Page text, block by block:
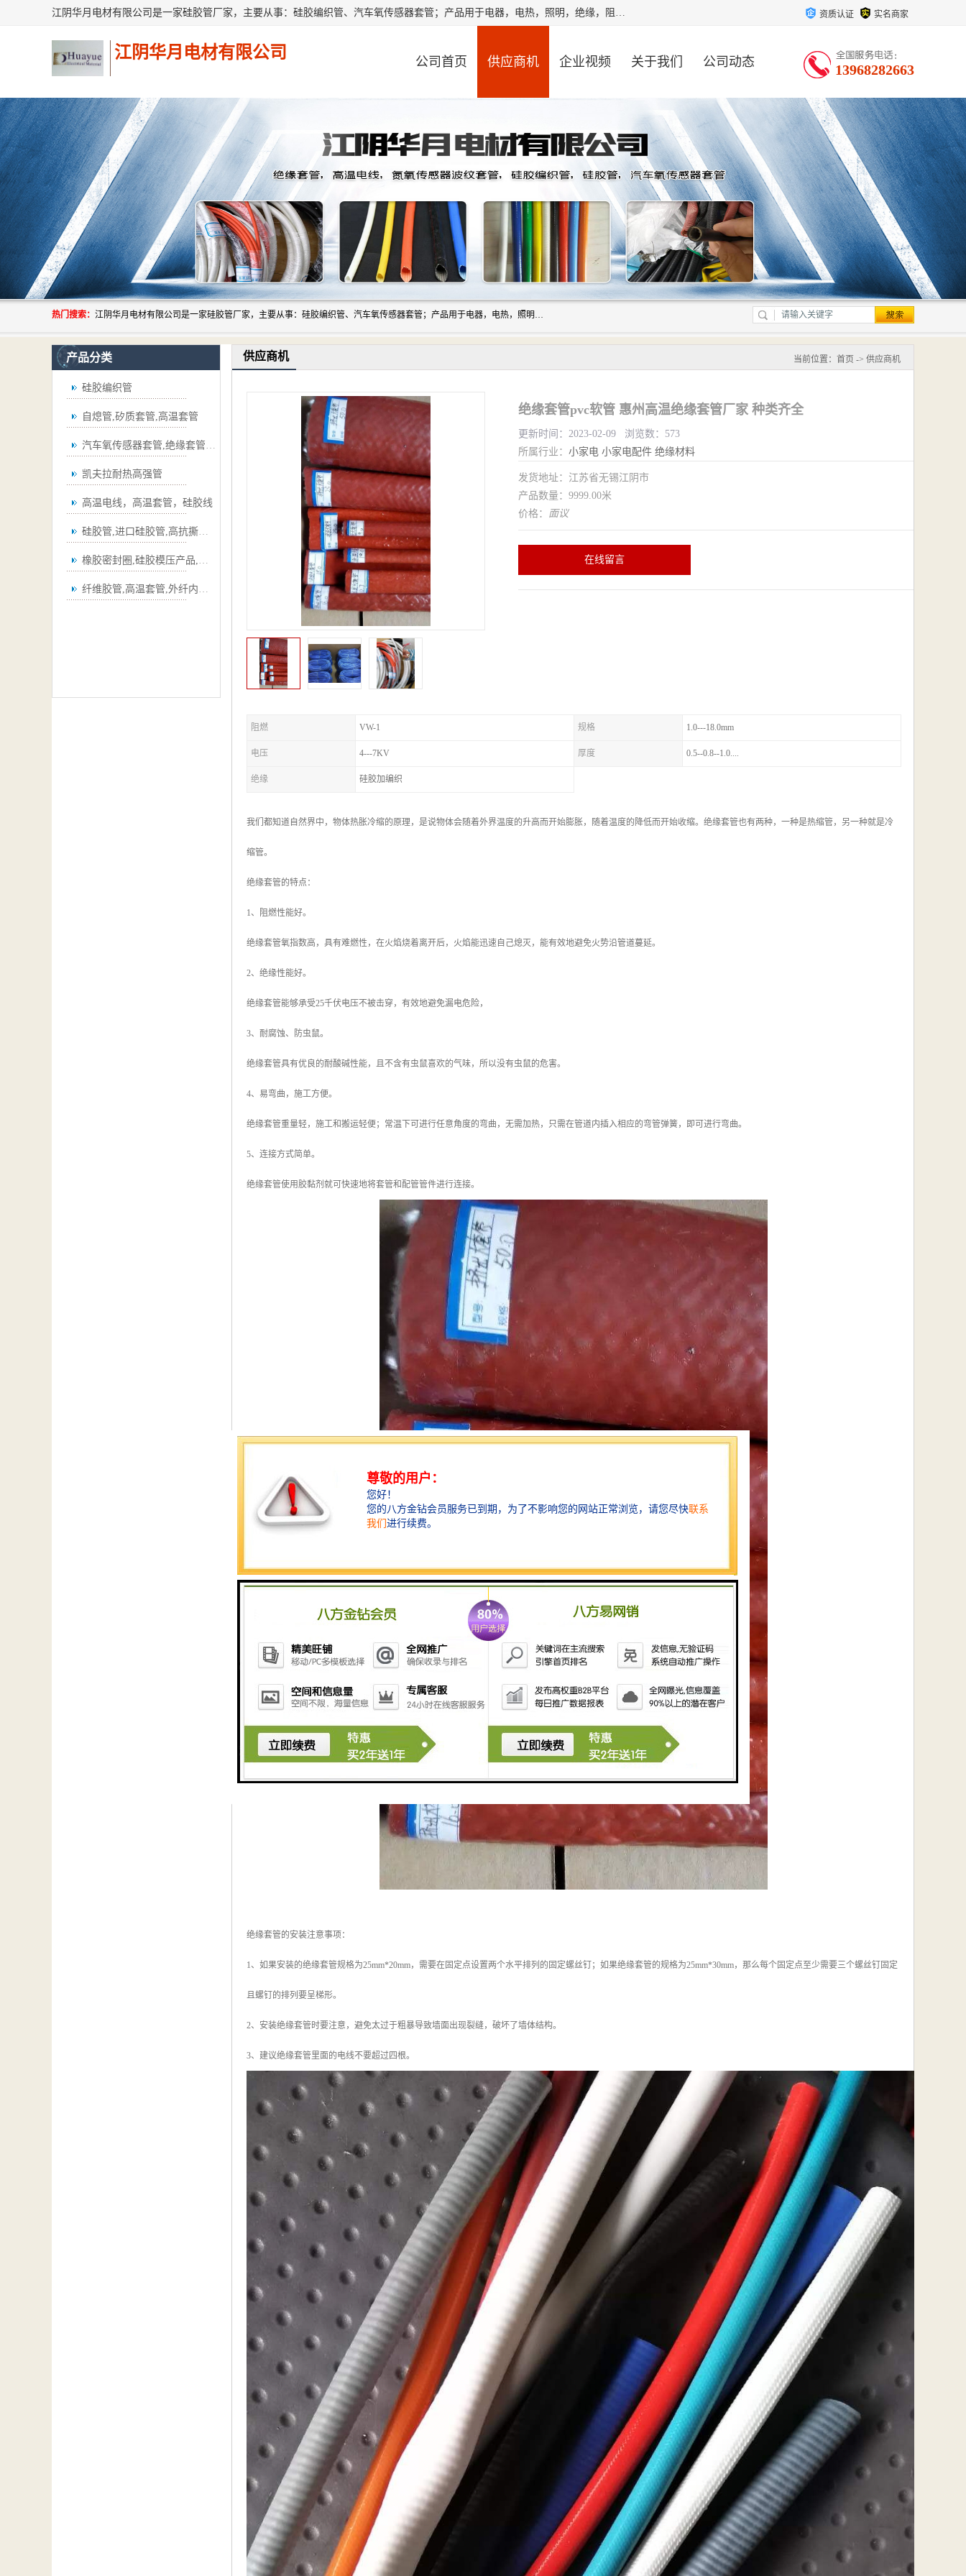
江阴华月电材有限公司是一家硅胶管厂家，主要从事：硅胶编织管、汽车氧传感器套管；产品用于电器，电热，照明，绝缘，阻燃，耐电压，耐热耐高温产品！其中汽车点火线套管，汽车氧传感器套管，波纹套管，平纹套管，外胶内纤套管，波纹橡胶管，多般用于汽车内束线，绝缘，耐高温阻燃，保护等作用。本公司秉承“顾客至上,锐意进取”的经营理念,原则为广大客户提供服务。欢迎广大客户惠顾！ 资质认证 实名商家
江阴华月电材有限公司 公司首页 供应商机 企业视频 关于我们 公司动态 13968282663
热门搜索： 江阴华月电材有限公司是一家硅胶管厂家，主要从事：硅胶编织管、汽车氧传感器套管；产品用于电器，电热，照明，绝缘，阻燃，耐电压，耐热耐高温产品！其中汽车点火线套管，汽车氧传感器套管，波纹套管，平纹套管，外胶内纤套管，波纹橡胶管，多般用于汽车内束线，绝缘，耐高温阻燃，保护等作用。本公司秉承“顾客至上,锐意进取”的经营理念,原则为广大客户提供服务。欢迎广大客户惠顾！
产品分类
硅胶编织管
自熄管,矽质套管,高温套管
汽车氧传感器套管,绝缘套管,波纹管
凯夫拉耐热高强管
高温电线，高温套管，硅胶线
硅胶管,进口硅胶管,高抗撕硅胶管
橡胶密封圈,硅胶模压产品,弯管
纤维胶管,高温套管,外纤内胶套管,
供应商机 当前位置： 首页 -> 供应商机
绝缘套管pvc软管 惠州高温绝缘套管厂家 种类齐全
更新时间：2023-02-09 浏览数：573
所属行业： 小家电 小家电配件 绝缘材料
发货地址：江苏省无锡江阴市
产品数量：9999.00米
价格： 面议
在线留言
阻燃 VW-1 规格 1.0---18.0mm
电压 4---7KV 厚度 0.5--0.8--1.0....
绝缘 硅胶加编织
我们都知道自然界中，物体热胀冷缩的原理，是说物体会随着外界温度的升高而开始膨胀，随着温度的降低而开始收缩。绝缘套管也有两种，一种是热缩管，另一种就是冷
缩管。
绝缘套管的特点：
1、阻燃性能好。
绝缘套管氧指数高，具有难燃性，在火焰烧着离开后，火焰能迅速自己熄灭，能有效地避免火势沿管道蔓延。
2、绝缘性能好。
绝缘套管能够承受25千伏电压不被击穿，有效地避免漏电危险，
3、耐腐蚀、防虫鼠。
绝缘套管具有优良的耐酸碱性能，且不含有虫鼠喜欢的气味，所以没有虫鼠的危害。
4、易弯曲，施工方便。
绝缘套管重量轻，施工和搬运轻便；常温下可进行任意角度的弯曲，无需加热，只需在管道内插入相应的弯管弹簧，即可进行弯曲。
5、连接方式简单。
绝缘套管使用胶黏剂就可快速地将套管和配管管件进行连接。
绝缘套管的安装注意事项：
1、如果安装的绝缘套管规格为25mm*20mm，需要在固定点设置两个水平排列的固定螺丝钉；如果绝缘套管的规格为25mm*30mm，那么每个固定点至少需要三个螺丝钉固定
且螺钉的排列要呈梯形。
2、安装绝缘套管时要注意，避免太过于粗暴导致墙面出现裂缝，破坏了墙体结构。
3、建议绝缘套管里面的电线不要超过四根。